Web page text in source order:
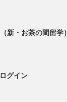
（新・お茶の間留学）
グイン